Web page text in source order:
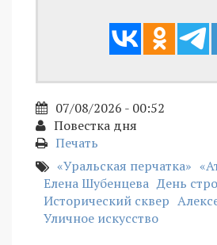
07/08/2026 - 00:52
Повестка дня
Печать
«Уральская перчатка»
Елена Шубенцева День
Исторический сквер
Уличное искусство